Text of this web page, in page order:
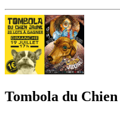
Tombola du Chien